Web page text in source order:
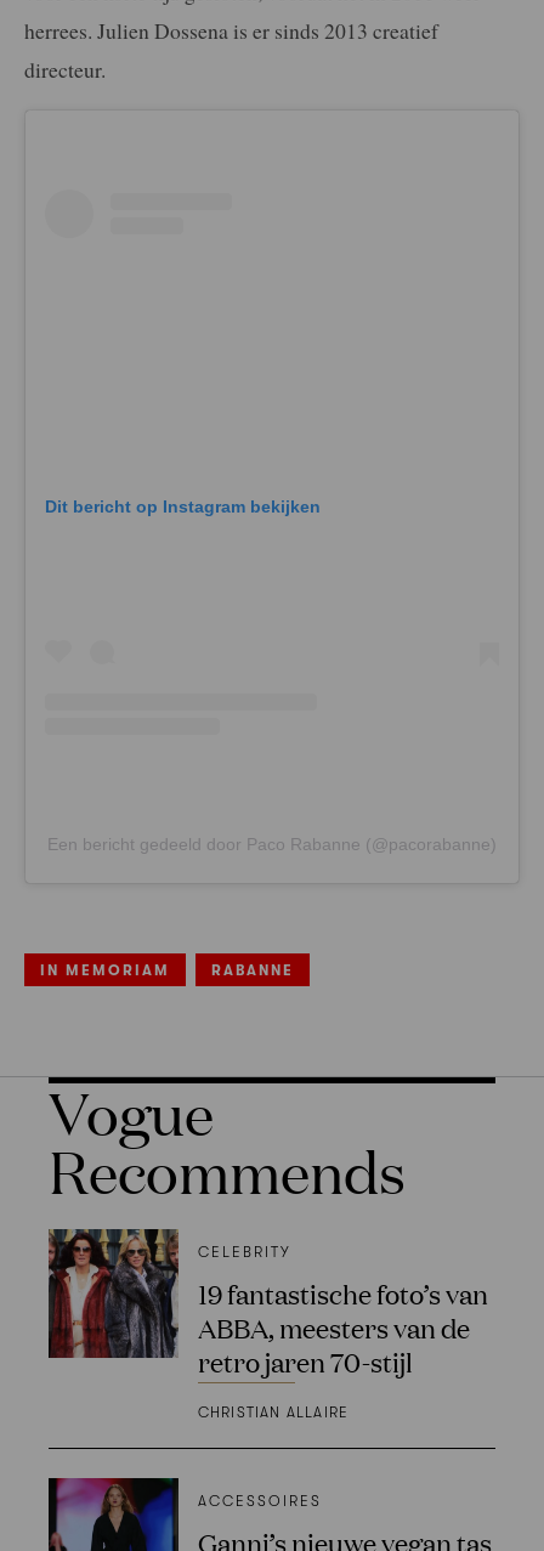
herrees. Julien Dossena is er sinds 2013 creatief
directeur.
Dit bericht op Instagram bekijken
Een bericht gedeeld door Paco Rabanne (@pacorabanne)
IN MEMORIAM RABANNE
Vogue
Recommends
CELEBRITY
19 fantastische foto’s van
ABBA, meesters van de
retro jaren 70-stijl
CHRISTIAN ALLAIRE
ACCESSOIRES
Ganni’s nieuwe vegan tas